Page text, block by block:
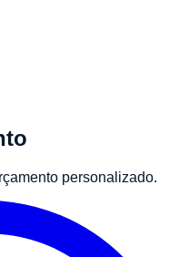
personalizado.